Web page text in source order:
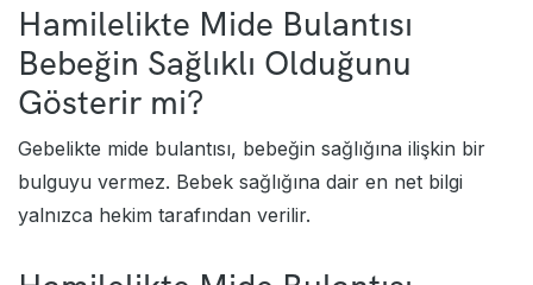
Hamilelikte Mide Bulantısı
Bebeğin Sağlıklı Olduğunu
Gösterir mi?
Gebelikte mide bulantısı, bebeğin sağlığına ilişkin bir
bulguyu vermez. Bebek sağlığına dair en net bilgi
yalnızca hekim tarafından verilir.